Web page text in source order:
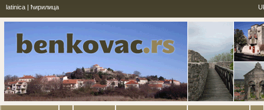
latinica | ћирилица